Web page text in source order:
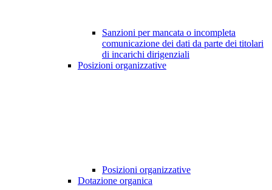
Sanzioni per mancata o incompleta
comunicazione dei dati da parte dei titolari
di incarichi dirigenziali
Posizioni organizzative
Posizioni organizzative
Dotazione organica